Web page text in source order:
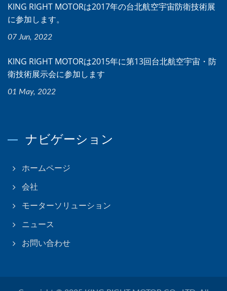
KING RIGHT MOTORは2017年の台北航空宇宙防衛技術展
に参加します。
07 Jun, 2022
KING RIGHT MOTORは2015年に第13回台北航空宇宙・防
衛技術展示会に参加します
01 May, 2022
ナビゲーション
ホームページ
会社
モーターソリューション
ニュース
お問い合わせ